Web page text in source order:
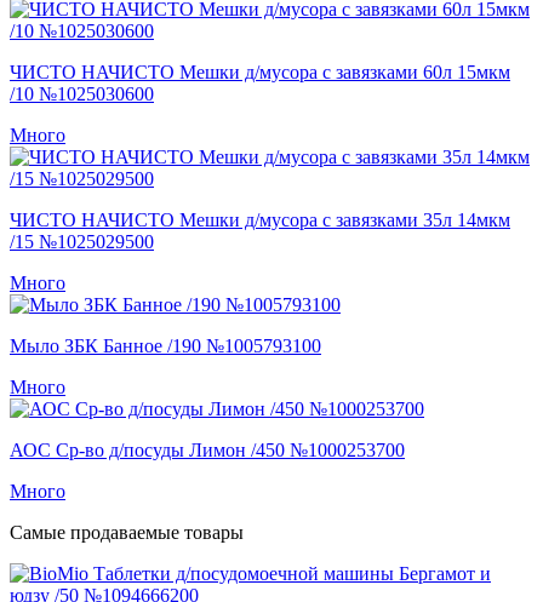
ЧИСТО НАЧИСТО Мешки д/мусора с завязками 60л 15мкм
/10 №1025030600
Много
ЧИСТО НАЧИСТО Мешки д/мусора с завязками 35л 14мкм
/15 №1025029500
Много
Мыло ЗБК Банное /190 №1005793100
Много
АОС Ср-во д/посуды Лимон /450 №1000253700
Много
Самые продаваемые товары